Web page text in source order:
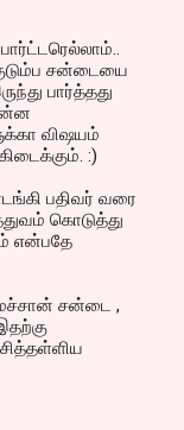
சன்டையை
பார்த்தது
விஷயம்
:)
பதிவர் வரை
கொடுத்து
என்பதே
மச்சான் சன்டை ,